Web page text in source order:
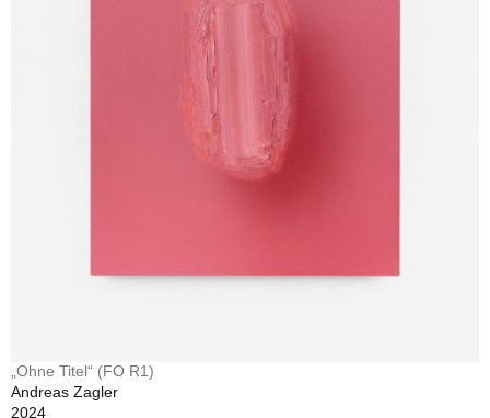
„Ohne Titel“ (FO R1)
Andreas Zagler
2024